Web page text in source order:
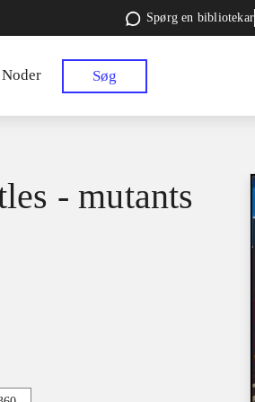
Spørg en bibliotekar
Noder Søg
- mutants